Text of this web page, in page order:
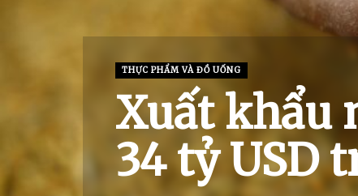
THỰC PHẨM VÀ ĐỒ UỐNG
Xuất khẩu
34 tỷ USD